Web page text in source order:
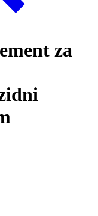
za